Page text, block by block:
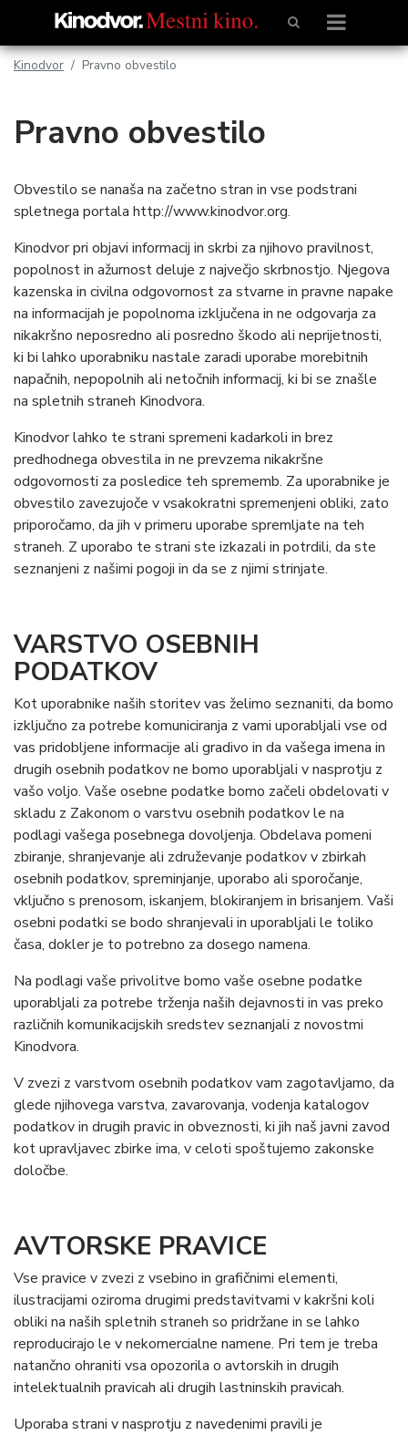
Kinodvor Pravno obvestilo
Pravno obvestilo
Obvestilo se nanaša na začetno stran in vse podstrani
spletnega portala http://www.kinodvor.org.
Kinodvor pri objavi informacij in skrbi za njihovo pravilnost,
popolnost in ažurnost deluje z največjo skrbnostjo. Njegova
kazenska in civilna odgovornost za stvarne in pravne napake
na informacijah je popolnoma izključena in ne odgovarja za
nikakršno neposredno ali posredno škodo ali neprijetnosti,
ki bi lahko uporabniku nastale zaradi uporabe morebitnih
napačnih, nepopolnih ali netočnih informacij, ki bi se znašle
na spletnih straneh Kinodvora.
Kinodvor lahko te strani spremeni kadarkoli in brez
predhodnega obvestila in ne prevzema nikakršne
odgovornosti za posledice teh sprememb. Za uporabnike je
obvestilo zavezujoče v vsakokratni spremenjeni obliki, zato
priporočamo, da jih v primeru uporabe spremljate na teh
straneh. Z uporabo te strani ste izkazali in potrdili, da ste
seznanjeni z našimi pogoji in da se z njimi strinjate.
VARSTVO OSEBNIH
PODATKOV
Kot uporabnike naših storitev vas želimo seznaniti, da bomo
izključno za potrebe komuniciranja z vami uporabljali vse od
vas pridobljene informacije ali gradivo in da vašega imena in
drugih osebnih podatkov ne bomo uporabljali v nasprotju z
vašo voljo. Vaše osebne podatke bomo začeli obdelovati v
skladu z Zakonom o varstvu osebnih podatkov le na
podlagi vašega posebnega dovoljenja. Obdelava pomeni
zbiranje, shranjevanje ali združevanje podatkov v zbirkah
osebnih podatkov, spreminjanje, uporabo ali sporočanje,
vključno s prenosom, iskanjem, blokiranjem in brisanjem. Vaši
osebni podatki se bodo shranjevali in uporabljali le toliko
časa, dokler je to potrebno za dosego namena.
Na podlagi vaše privolitve bomo vaše osebne podatke
uporabljali za potrebe trženja naših dejavnosti in vas preko
različnih komunikacijskih sredstev seznanjali z novostmi
Kinodvora.
V zvezi z varstvom osebnih podatkov vam zagotavljamo, da
glede njihovega varstva, zavarovanja, vodenja katalogov
podatkov in drugih pravic in obveznosti, ki jih naš javni zavod
kot upravljavec zbirke ima, v celoti spoštujemo zakonske
določbe.
AVTORSKE PRAVICE
Vse pravice v zvezi z vsebino in grafičnimi elementi,
ilustracijami oziroma drugimi predstavitvami v kakršni koli
obliki na naših spletnih straneh so pridržane in se lahko
reproducirajo le v nekomercialne namene. Pri tem je treba
natančno ohraniti vsa opozorila o avtorskih in drugih
intelektualnih pravicah ali drugih lastninskih pravicah.
Uporaba strani v nasprotju z navedenimi pravili je